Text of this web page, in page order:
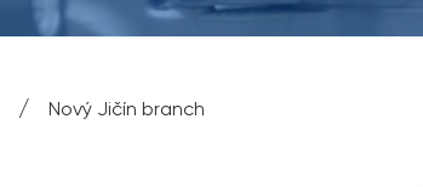
/ Nový Jičín branch